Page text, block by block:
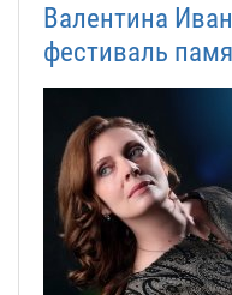
Валентина
фестиваль